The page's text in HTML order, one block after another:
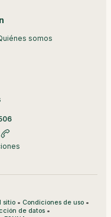
somos
sitio• Condiciones de uso•
de datos•